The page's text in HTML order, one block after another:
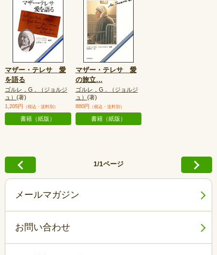
マザー・テレサ 愛
を語る
ゴルレ，G．（ジョルジ
ュ） (著)
1,205円 （税込・送料別）
書籍（紙版）
マザー・テレサ 愛
の旅立…
ゴルレ，G．（ジョルジ
ュ） (著)
880円 （税込・送料別）
書籍（紙版）
1/1ページ
メールマガジン
お問い合わせ